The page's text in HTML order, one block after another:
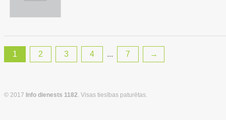
1 2 3 4 ... 7 →
© 2017 Info dienests 1182. Visas tiesības paturētas.